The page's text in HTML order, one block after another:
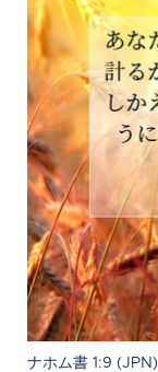
ナホム書 1:9 (JPN)